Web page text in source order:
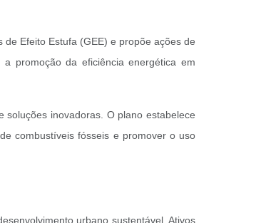
Efeito Estufa (GEE) e propõe ações de
promoção da eficiência energética em
inovadoras. O plano estabelece
combustíveis fósseis e promover o uso
urbano sustentável. Ativos